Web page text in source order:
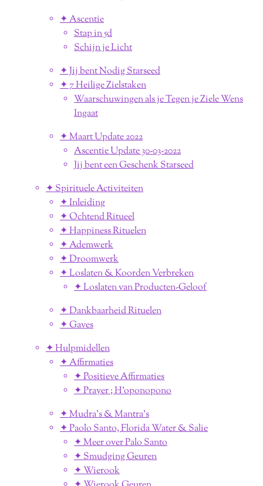
✦ Ascentie
Stap in 5d
Schijn je Licht
✦ Jij bent Nodig Starseed
✦ 7 Heilige Zielstaken
Waarschuwingen als je Tegen je Ziele Wens
Ingaat
✦ Maart Update 2022
Ascentie Update 30-03-2022
Jij bent een Geschenk Starseed
✦ Spirituele Activiteiten
✦ Inleiding
✦ Ochtend Ritueel
✦ Happiness Rituelen
✦ Ademwerk
✦ Droomwerk
✦ Loslaten & Koorden Verbreken
✦ Loslaten van Producten-Geloof
✦ Dankbaarheid Rituelen
✦ Gaves
✦ Hulpmidellen
✦ Affirmaties
✦ Positieve Affirmaties
✦ Prayer ; H'oponopono
✦ Mudra's & Mantra's
✦ Paolo Santo, Florida Water & Salie
✦ Meer over Palo Santo
✦ Smudging Geuren
✦ Wierook